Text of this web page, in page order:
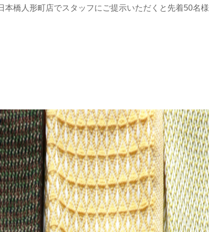
橋人形町店でスタッフにご提示いただくと先着50名様